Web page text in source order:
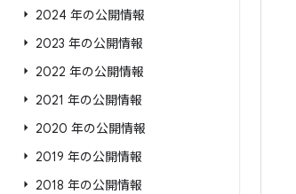
2024 年の公開情報
2023 年の公開情報
2022 年の公開情報
2021 年の公開情報
2020 年の公開情報
2019 年の公開情報
2018 年の公開情報